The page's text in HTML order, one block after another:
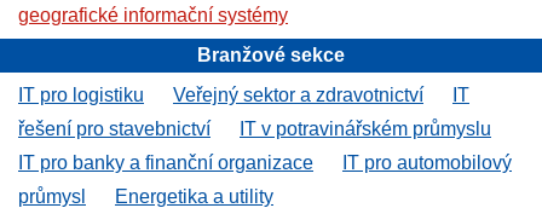
geografické informační systémy
Branžové sekce
IT pro logistiku
Veřejný sektor a zdravotnictví
IT
řešení pro stavebnictví
IT v potravinářském průmyslu
IT pro banky a finanční organizace
IT pro automobilový
průmysl
Energetika a utility